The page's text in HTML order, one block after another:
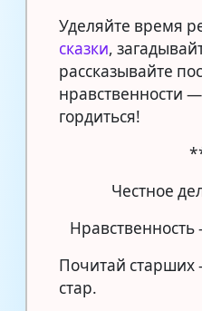
Уделяйте время
сказки,
рассказывайте
нравственности
гордиться!
Честное
Почитай
стар.